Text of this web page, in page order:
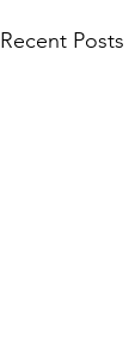
Recent Posts